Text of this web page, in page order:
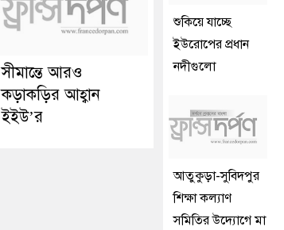
সীমান্তে আরও
কড়াকড়ির আহ্বান
ইইউ’র
শুকিয়ে যাচ্ছে
ইউরোপের প্রধান
নদীগুলো
আতুকুড়া-সুবিদপুর
শিক্ষা কল্যাণ
সমিতির উদ্যোগে মা